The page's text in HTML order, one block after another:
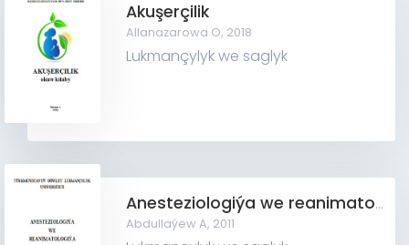
Akuşerçilik
Allanazarowa O, 2018
Lukmançylyk we saglyk
Anesteziologiýa we reanimatologiýa
Abdullaýew A, 2011